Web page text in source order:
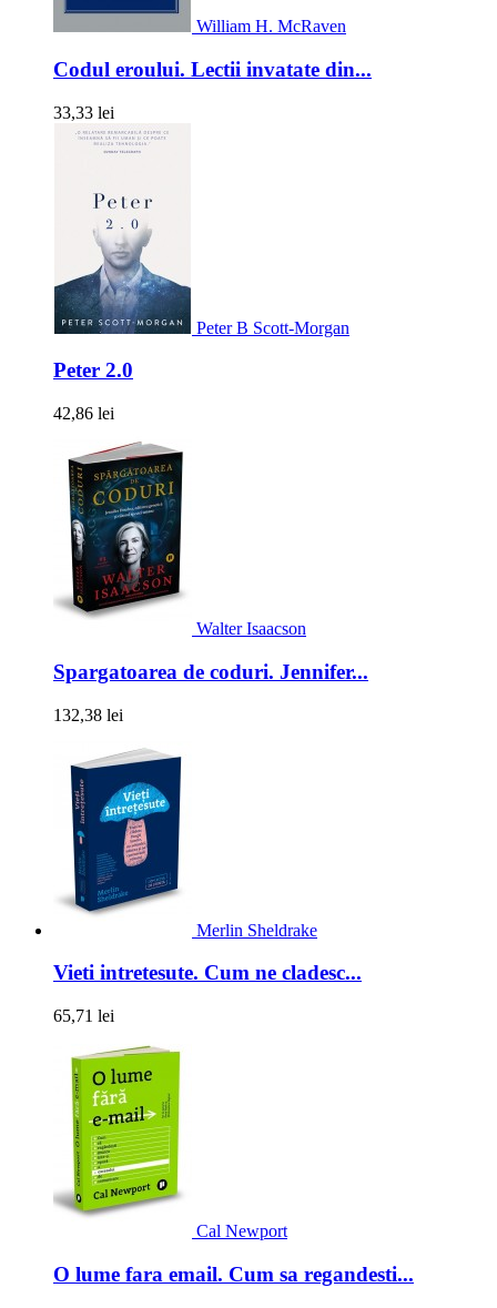
William H. McRaven
Codul eroului. Lectii invatate din...
33,33 lei
Peter B Scott-Morgan
Peter 2.0
42,86 lei
Walter Isaacson
Spargatoarea de coduri. Jennifer...
132,38 lei
Merlin Sheldrake
Vieti intretesute. Cum ne cladesc...
65,71 lei
Cal Newport
O lume fara email. Cum sa regandesti...